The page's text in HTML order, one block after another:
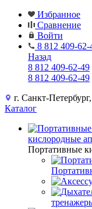
Избранное
Сравнение
Войти
8 812 409-62-
Назад
8 812 409-62-49
8 812 409-62-49
г. Санкт-
Каталог
кислородные
Портативные